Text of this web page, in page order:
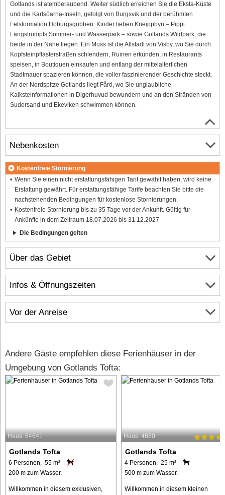
Gotlands ist atemberaubend. Weiter südlich erreichen Sie die Eksta-Küste
und die Karlsöarna-Inseln, gefolgt von Burgsvik und der berühmten
Felsformation Hoburgsgubben. Kinder lieben Kneippbyn – Pippi
Langstrumpfs Sommer- und Wasserpark – sowie Gotlands Wildpark, die
beide in der Nähe liegen. Ein Muss ist die Altstadt von Visby, wo Sie durch
Kopfsteinpflasterstraßen schlendern, Ruinen erkunden, in Restaurants
speisen, in Boutiquen einkaufen und entlang der mittelalterlichen
Stadtmauer spazieren können, die voller faszinierender Geschichte steckt.
An der Nordspitze Gotlands liegt Fårö, wo Sie unglaubliche
Kalksteinformationen in Digerhuvud bewundern und an den Stränden von
Sudersand und Ekeviken schwimmen können.
Über das Gebiet
Infos & Öffnungszeiten
Vor der Anreise
Nebenkosten
Kostenfreie Stornierung
Wenn Sie einen nicht erstattungsfähigen Tarif gewählt haben, wird keine
Erstattung gewährt. Für erstattungsfähige Tarife beachten Sie bitte die
nachstehenden Bedingungen für kostenlose Stornierungen:
Kostenfreie Stornierung bis zu 35 Tage vor der Ankunft. Gültig für
Ankünfte in dem Zeitraum 18.07.2026 bis 31.12.2027
Die Bedingungen gelten
Andere Gäste empfehlen diese Ferienhäuser in der
Umgebung von Gotlands Tofta:
Haus: 64641
Gotlands Tofta
6 Personen, 55 m²
200 m zum Wasser.
Willkommen in diesem exklusiven,
Haus: 4880
Gotlands Tofta
4 Personen, 25 m²
500 m zum Wasser.
Willkommen in diesem kleinen